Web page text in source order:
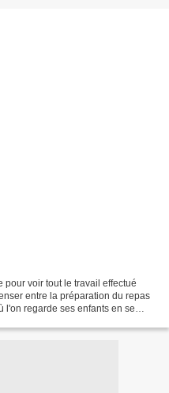
pour voir tout le travail effectué
entre la préparation du repas
l'on regarde ses enfants en se